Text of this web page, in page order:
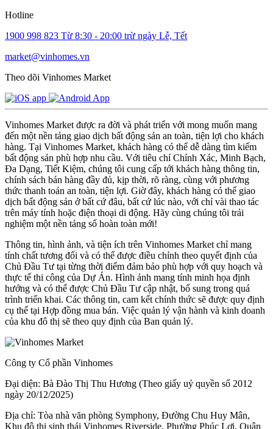
Hotline
1900 998 823 Từ 8:30 - 20:00 trừ ngày Lễ, Tết
market@vinhomes.vn
Theo dõi Vinhomes Market
Vinhomes Market được ra đời và phát triển với mong muốn mang
đến một nền tảng giao dịch bất động sản an toàn, tiện lợi cho khách
hàng. Tại Vinhomes Market, khách hàng có thể dễ dàng tìm kiếm
bất động sản phù hợp nhu cầu. Với tiêu chí Chính Xác, Minh Bạch,
Đa Dạng, Tiết Kiệm, chúng tôi cung cấp tới khách hàng thông tin,
chính sách bán hàng đầy đủ, kịp thời, rõ ràng, cùng với phương
thức thanh toán an toàn, tiện lợi. Giờ đây, khách hàng có thể giao
dịch bất động sản ở bất cứ đâu, bất cứ lúc nào, với chỉ vài thao tác
trên máy tính hoặc điện thoại di động. Hãy cùng chúng tôi trải
nghiệm một nền tảng số hoàn toàn mới!
Thông tin, hình ảnh, và tiện ích trên Vinhomes Market chỉ mang
tính chất tương đối và có thể được điều chỉnh theo quyết định của
Chủ Đầu Tư tại từng thời điểm đảm bảo phù hợp với quy hoạch và
thực tế thi công của Dự Án. Hình ảnh mang tính minh họa định
hướng và có thể được Chủ Đầu Tư cập nhật, bổ sung trong quá
trình triển khai. Các thông tin, cam kết chính thức sẽ được quy định
cụ thể tại Hợp đồng mua bán. Việc quản lý vận hành và kinh doanh
của khu đô thị sẽ theo quy định của Ban quản lý.
Công ty Cổ phần Vinhomes
Đại diện: Bà Đào Thị Thu Hương (Theo giấy uỷ quyền số 2012
ngày 20/12/2025)
Địa chỉ: Tòa nhà văn phòng Symphony, Đường Chu Huy Mân,
Khu đô thị sinh thái Vinhomes Riverside, Phường Phúc Lợi, Quận